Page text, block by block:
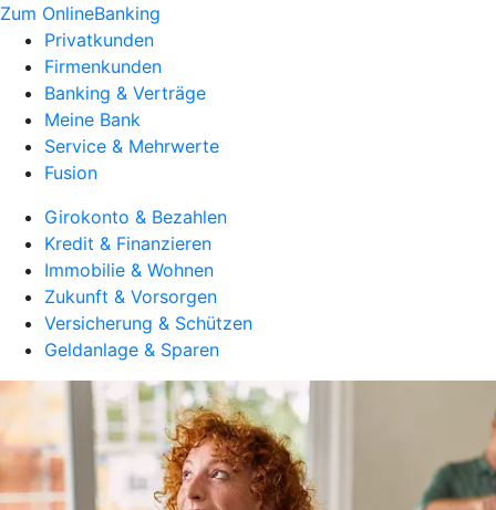
Zum OnlineBanking
Privatkunden
Firmenkunden
Banking & Verträge
Meine Bank
Service & Mehrwerte
Fusion
Girokonto & Bezahlen
Kredit & Finanzieren
Immobilie & Wohnen
Zukunft & Vorsorgen
Versicherung & Schützen
Geldanlage & Sparen